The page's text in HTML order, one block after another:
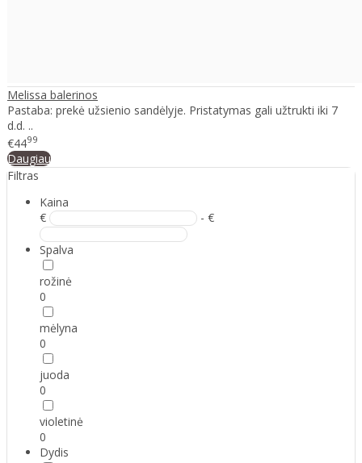
Melissa balerinos
Pastaba: prekė užsienio sandėlyje. Pristatymas gali užtrukti iki 7
d.d. ..
€4499
Daugiau
Filtras
Kaina
€
- €
Spalva
rožinė
0
mėlyna
0
juoda
0
violetinė
0
Dydis